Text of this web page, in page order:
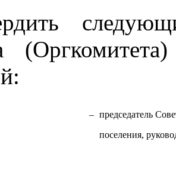
– председатель
поселения,